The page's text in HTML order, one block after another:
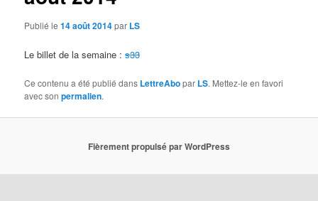
Publié le14 août 2014par LS
Le billet de la semaine :s33
Ce contenu a été publié dans LettreAbopar LS. Mettez-le en favori
avec sonpermalien.
Fièrement propulsé par WordPress